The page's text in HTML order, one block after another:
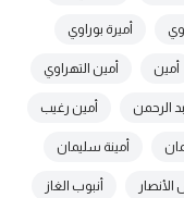
أميرة بوراوي
أمين أمين التهراوي
الرحمن أمين رغيب
أمينة سليمان
الأنصار أنبوب الغاز